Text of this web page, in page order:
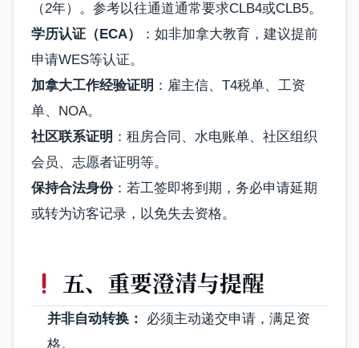
（2年）。参考以往通道通常要求CLB4或CLB5。
学历认证（ECA）
：如非加拿大教育，建议提前
申请WES等认证。
加拿大工作经验证明 ：雇主信、T4税单、工资
单、NOA。
社区联系证明 ：租房合同、水电账单、社区组织
会员、志愿者证明等。
保持合法身份：若工签即将到期，务必申请延期
或转为访客记录，以免失去资格。
五、重要澄清与提醒
并非自动转换：
必须主动递交申请，满足资
格。